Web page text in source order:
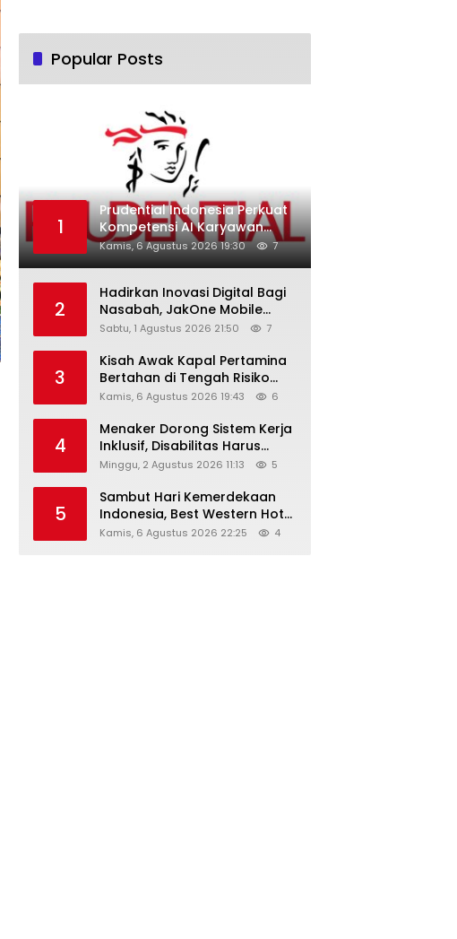
Popular Posts
1
Prudential Indonesia Perkuat
Kompetensi AI Karyawan
Lewat AI Week
Kamis, 6 Agustus 2026 19:30 7
2
Hadirkan Inovasi Digital Bagi
Nasabah, JakOne Mobile
Antar Bank Jakarta Sukses
Awards 2026
Sabtu, 1 Agustus 2026 21:50 7
3
Kisah Awak Kapal Pertamina
Bertahan di Tengah Risiko
Pelayaran Selat Hormuz
Kamis, 6 Agustus 2026 19:43 6
4
Menaker Dorong Sistem Kerja
Inklusif, Disabilitas Harus
Dapat Kesempatan Setara
Minggu, 2 Agustus 2026 11:13 5
5
Sambut Hari Kemerdekaan
Indonesia, Best Western Hotel
Hadirkan The Freedom Stay
Kamis, 6 Agustus 2026 22:25 4